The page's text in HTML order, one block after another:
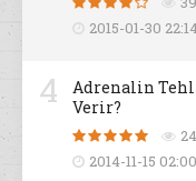
2015-01-30
4
Adrenalin
Verir?
2014-11-15